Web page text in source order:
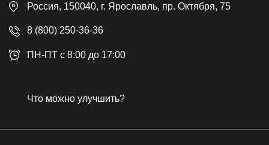
Доставка
Контакты
Гарантия
Публичная оферта
Россия, 150040, г. Ярославль, пр. Октября, 75
8 (800) 250-36-36
ПН-ПТ с 8:00 до 17:00
Что можно улучшить?